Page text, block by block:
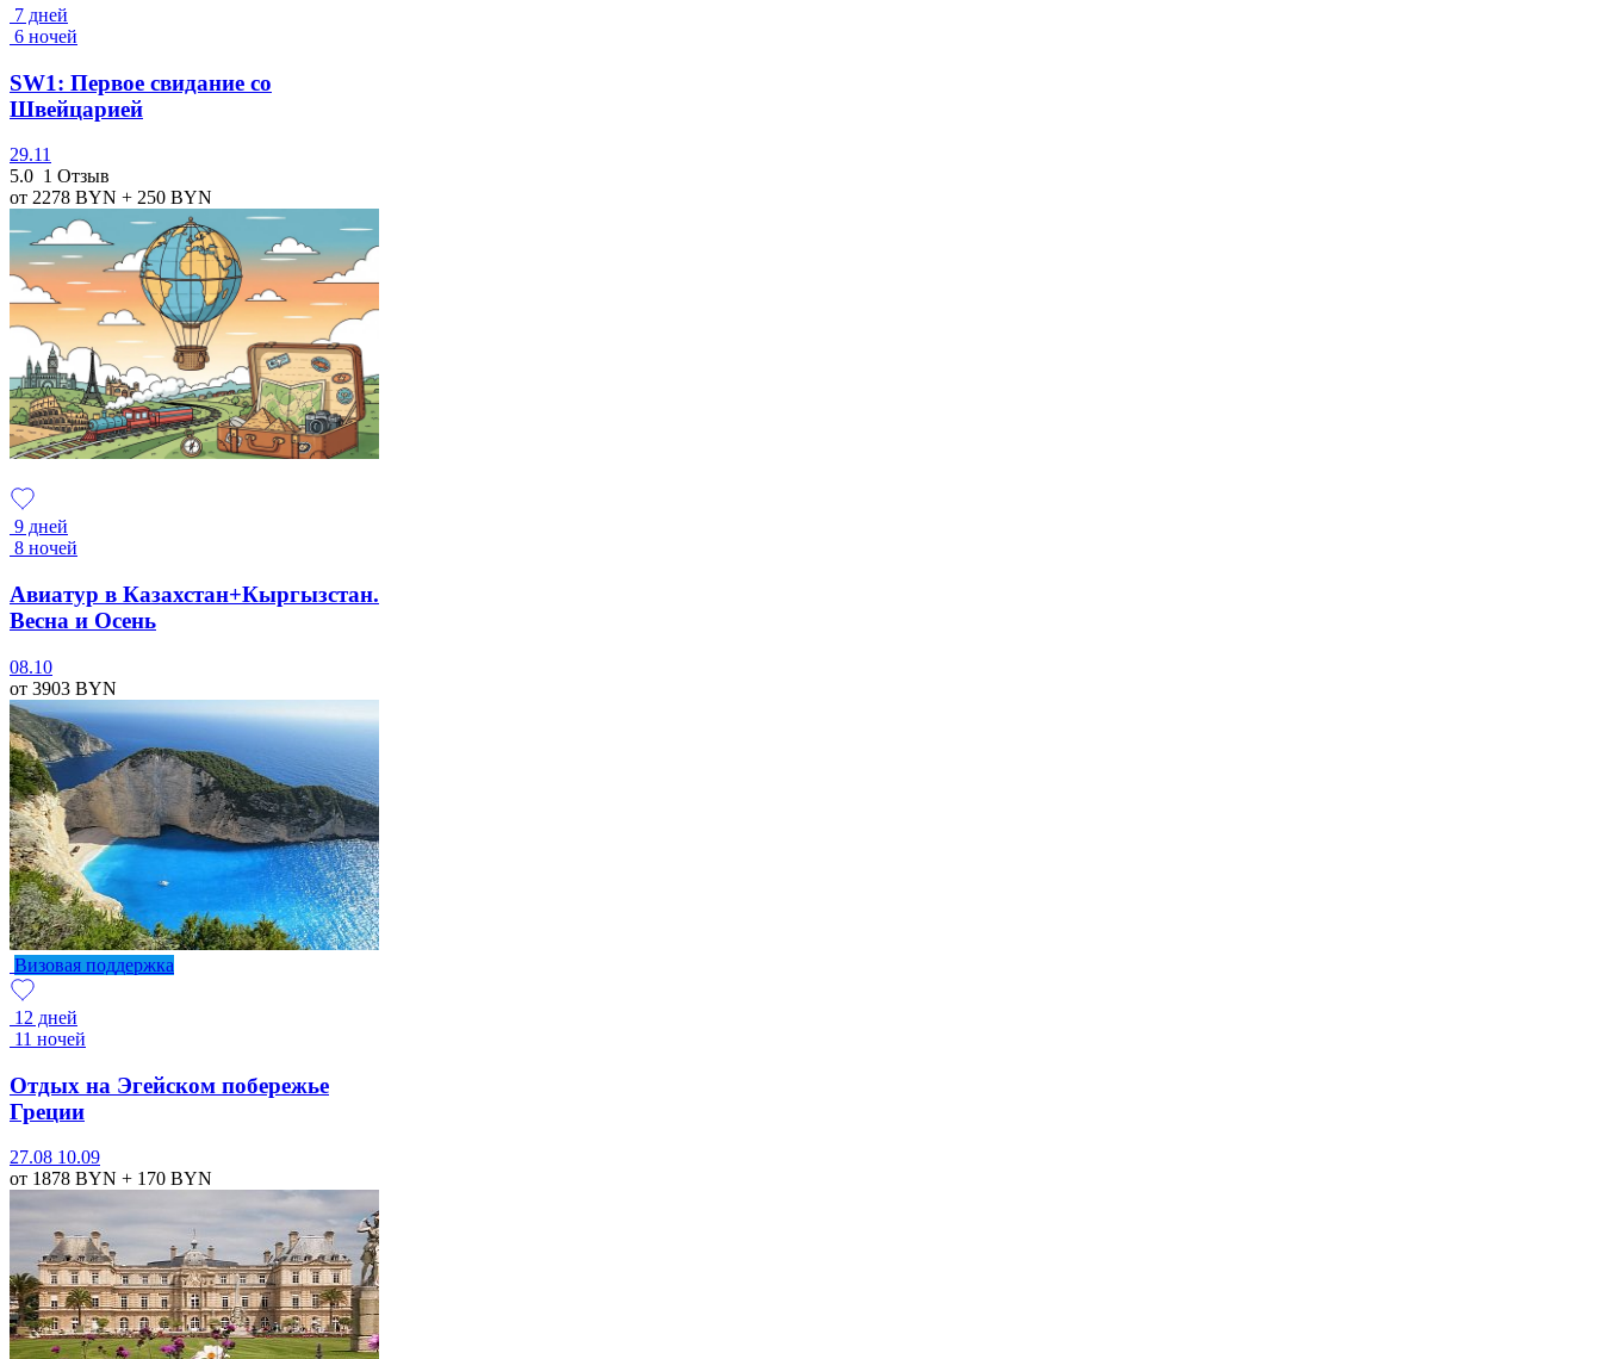
7 дней
6 ночей
SW1: Первое свидание со
Швейцарией
29.11
5.0 1 Отзыв
от 2278 BYN + 250 BYN
9 дней
8 ночей
Авиатур в Казахстан+Кыргызстан.
Весна и Осень
08.10
от 3903 BYN
Визовая поддержка
12 дней
11 ночей
Отдых на Эгейском побережье
Греции
27.08 10.09
от 1878 BYN + 170 BYN